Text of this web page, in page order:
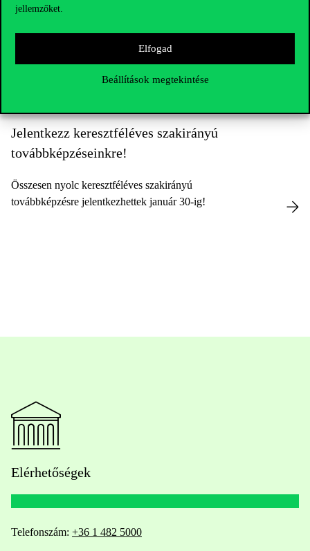
jellemzőket.
Elfogad
Beállítások megtekintése
Kapcsolódó posztok
Jelentkezz keresztféléves szakirányú
továbbképzéseinkre!
Összesen nyolc keresztféléves szakirányú
továbbképzésre jelentkezhettek január 30-ig!
Elérhetőségek
Telefonszám: +36 1 482 5000